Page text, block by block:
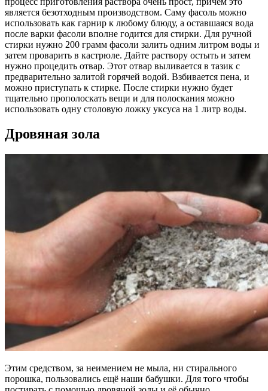
является безотходным производством. Саму фасоль можно
использовать как гарнир к любому блюду, а оставшаяся вода
после варки фасоли вполне годится для стирки. Для ручной
стирки нужно 200 грамм фасоли залить одним литром воды и
затем проварить в кастрюле. Дайте раствору остыть и затем
нужно процедить отвар. Этот отвар выливается в тазик с
предварительно залитой горячей водой. Взбивается пена, и
можно приступать к стирке. После стирки нужно будет
тщательно прополоскать вещи и для полоскания можно
использовать одну столовую ложку уксуса на 1 литр воды.
Дровяная зола
Этим средством, за неимением не мыла, ни стирального
порошка, пользовались ещё наши бабушки. Для того чтобы